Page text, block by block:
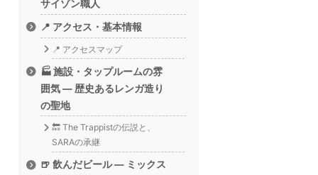
サイゾン職人
📍 アクセス・基本情報
📍 アクセスマップ
🏭 施設・タップルームの雰
囲気 — 歴史あるレンガ造り
の聖地
🔙 The Trappistの伝説と、
SARAの承継
🍺 飲んだビール — ミックス